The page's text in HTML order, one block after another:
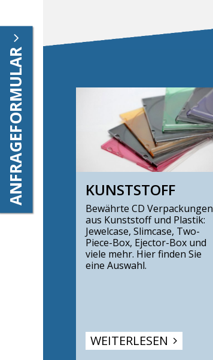
ANFRAGEFORMULAR KUNSTSTOFF
Bewährte CD Verpackungen
aus Kunststoff und Plastik:
Jewelcase, Slimcase, Two-
Piece-Box, Ejector-Box und
viele mehr. Hier finden Sie
eine Auswahl.
WEITERLESEN